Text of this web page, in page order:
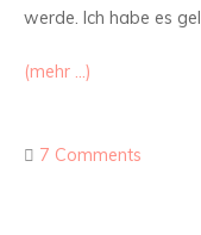
werde. Ich habe es
(mehr …)
7 Comments